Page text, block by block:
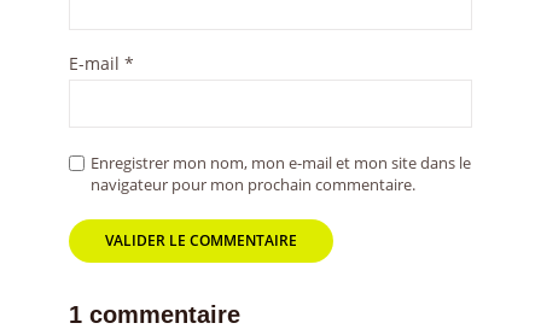
E-mail *
Enregistrer mon nom, mon e-mail et mon site dans le
navigateur pour mon prochain commentaire.
1 commentaire